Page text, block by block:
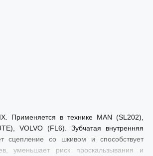
Применяется в технике MAN (SL202),
VOLVO (FL6). Зубчатая внутренняя
сцепление со шкивом и способствует
уменьшает риск проскальзывания и